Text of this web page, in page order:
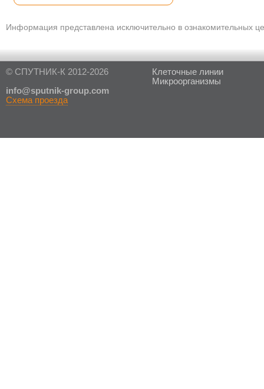
Информация представлена исключительно в ознакомительных
© СПУТНИК-К 2012-2026
info@sputnik-group.com
Схема проезда
Клеточные линии
Микроорганизмы